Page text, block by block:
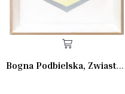
Bogna Podbielska, Zwiastowanie II